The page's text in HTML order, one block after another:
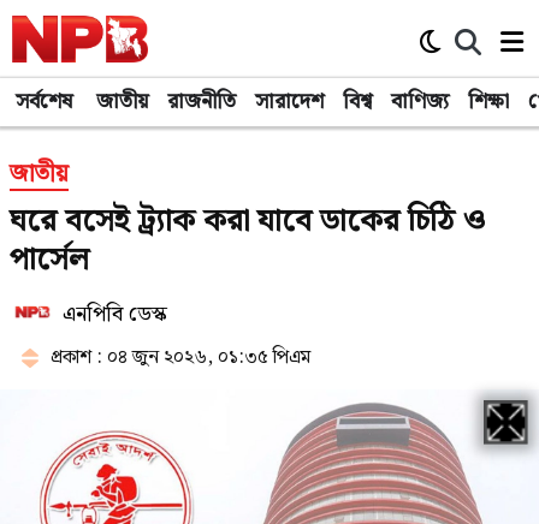
সর্বশেষ জাতীয় রাজনীতি সারাদেশ বিশ্ব বাণিজ্য শিক্ষা
জাতীয়
ঘরে বসেই ট্র্যাক করা যাবে ডাকের চিঠি ও
পার্সেল
এনপিবি ডেস্ক
প্রকাশ : ০৪ জুন ২০২৬, ০১:৩৫ পিএম